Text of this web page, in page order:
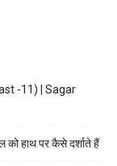
-11) | Sagar
हाथ पर कैसे दर्शाते हैं